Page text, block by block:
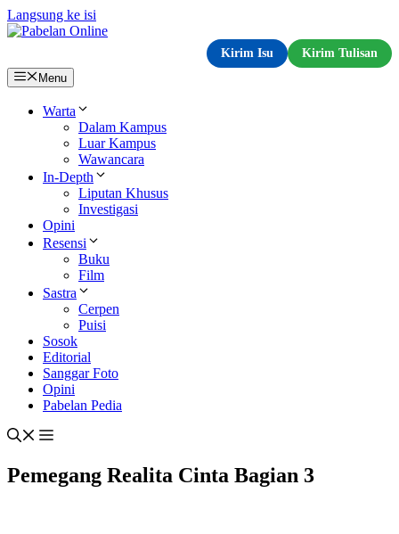
Langsung ke isi
Kirim Isu
Kirim Tulisan
Menu
Warta
Dalam Kampus
Luar Kampus
Wawancara
In-Depth
Liputan Khusus
Investigasi
Opini
Resensi
Buku
Film
Sastra
Cerpen
Puisi
Sosok
Editorial
Sanggar Foto
Opini
Pabelan Pedia
Pemegang Realita Cinta Bagian 3